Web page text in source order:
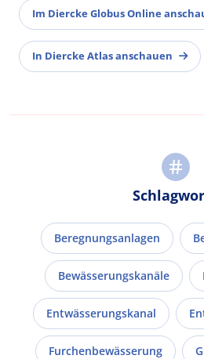
Im Diercke Globus Online
In Diercke Atlas anschauen
Beregnungsanlagen
Bewässerungskanäle
Entwässerungskanal
Furchenbewässerung